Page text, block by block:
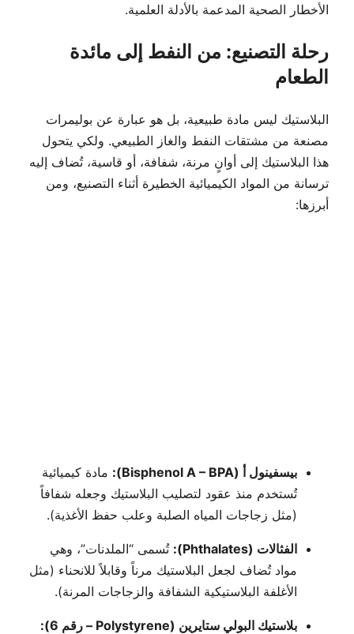
الأخطار الصحية المدعمة بالأدلة العلمية.
رحلة التصنيع: من النفط إلى مائدة
الطعام
البلاستيك ليس مادة طبيعية، بل هو عبارة عن بوليمرات
مصنعة من مشتقات النفط والغاز الطبيعي. ولكي يتحول
هذا البلاستيك إلى أوانٍ مرنة، شفافة، أو قاسية، تُضاف إليه
ترسانة من المواد الكيميائية الخطيرة أثناء التصنيع، ومن
أبرزها:
بيسفينول أ (Bisphenol A – BPA):
مادة كيميائية
تُستخدم منذ عقود لتصليب البلاستيك وجعله شفافاً
(مثل زجاجات المياه الصلبة وعلب حفظ الأغذية).
الفثالات (Phthalates):
تُسمى “الملدنات”، وهي
مواد تُضاف لجعل البلاستيك مرناً وقابلاً للانحناء (مثل
الأغلفة البلاستيكية الشفافة والزجاجات المرنة).
بلاستيك البولي ستايرين (Polystyrene – رقم 6):